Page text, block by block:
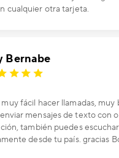
cualquier otra tarjeta.
Bernabe
fácil hacer llamadas, muy
mensajes de texto con
también puedes
desde tu país. gracias